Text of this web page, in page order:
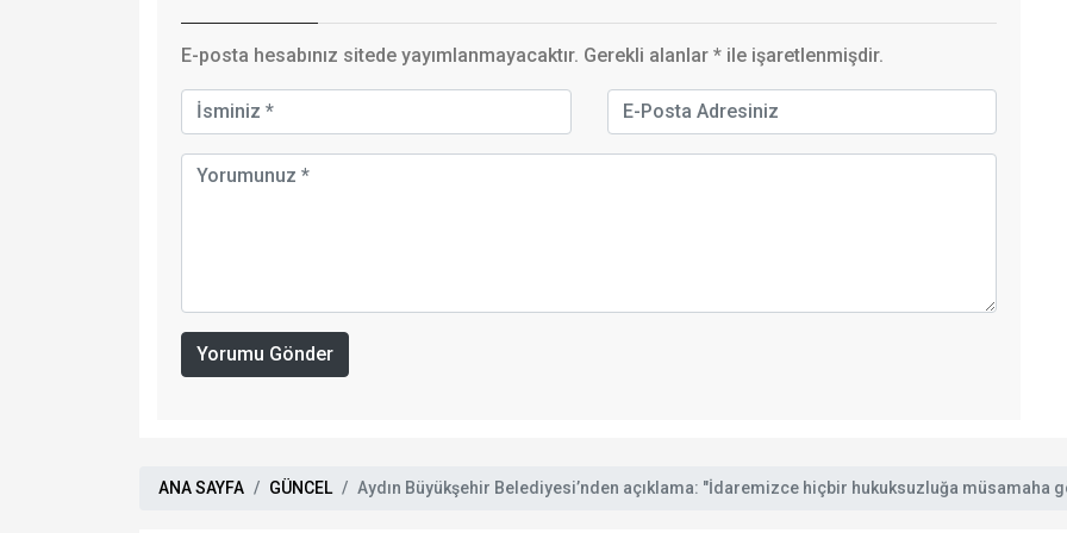
E-posta hesabınız sitede yayımlanmayacaktır. Gerekli alanlar * ile işaretlenmişdir.
Yorumu Gönder
ANA SAYFA GÜNCEL Aydın Büyükşehir Belediyesi’nden açıklama: "İdaremizce hiçbir hukuksuzluğa müsamaha